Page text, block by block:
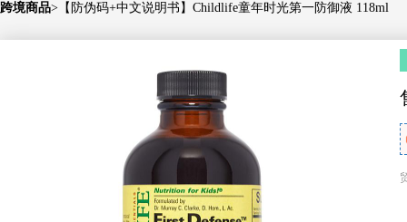
跨境商品>【防伪码+中文说明书】Childlife童年时光第一防御液 118ml